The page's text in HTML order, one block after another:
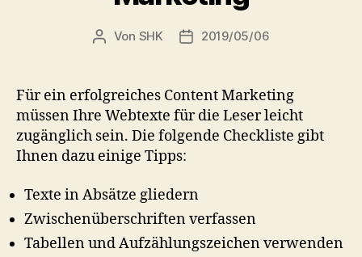
Beitragsautor
Von SHK Veröffentlichungsdatum
2019/05/06
Für ein erfolgreiches Content Marketing
müssen Ihre Webtexte für die Leser leicht
zugänglich sein. Die folgende Checkliste gibt
Ihnen dazu einige Tipps:
Texte in Absätze gliedern
Zwischenüberschriften verfassen
Tabellen und Aufzählungszeichen verwenden